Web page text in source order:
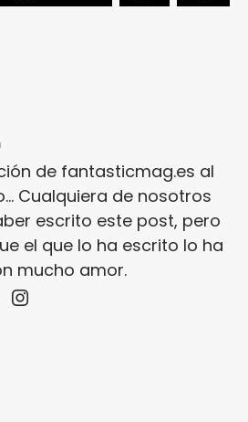
de fantasticmag.es al
Cualquiera de nosotros
escrito este post, pero
el que lo ha escrito lo ha
mucho amor.